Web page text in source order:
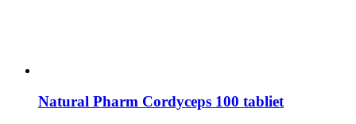
Natural Pharm Cordyceps 100 tabliet